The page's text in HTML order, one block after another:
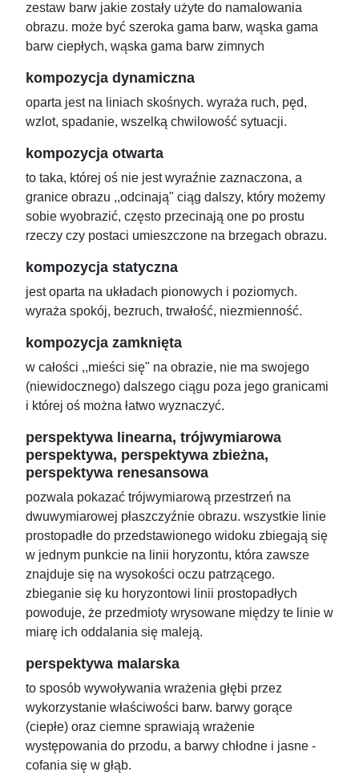
zestaw barw jakie zostały użyte do namalowania
obrazu. może być szeroka gama barw, wąska gama
barw ciepłych, wąska gama barw zimnych
kompozycja dynamiczna
oparta jest na liniach skośnych. wyraża ruch, pęd,
wzlot, spadanie, wszelką chwilowość sytuacji.
kompozycja otwarta
to taka, której oś nie jest wyraźnie zaznaczona, a
granice obrazu ,,odcinają" ciąg dalszy, który możemy
sobie wyobrazić, często przecinają one po prostu
rzeczy czy postaci umieszczone na brzegach obrazu.
kompozycja statyczna
jest oparta na układach pionowych i poziomych.
wyraża spokój, bezruch, trwałość, niezmienność.
kompozycja zamknięta
w całości ,,mieści się" na obrazie, nie ma swojego
(niewidocznego) dalszego ciągu poza jego granicami
i której oś można łatwo wyznaczyć.
perspektywa linearna, trójwymiarowa
perspektywa, perspektywa zbieżna,
perspektywa renesansowa
pozwala pokazać trójwymiarową przestrzeń na
dwuwymiarowej płaszczyźnie obrazu. wszystkie linie
prostopadłe do przedstawionego widoku zbiegają się
w jednym punkcie na linii horyzontu, która zawsze
znajduje się na wysokości oczu patrzącego.
zbieganie się ku horyzontowi linii prostopadłych
powoduje, że przedmioty wrysowane między te linie w
miarę ich oddalania się maleją.
perspektywa malarska
to sposób wywoływania wrażenia głębi przez
wykorzystanie właściwości barw. barwy gorące
(ciepłe) oraz ciemne sprawiają wrażenie
występowania do przodu, a barwy chłodne i jasne -
cofania się w głąb.